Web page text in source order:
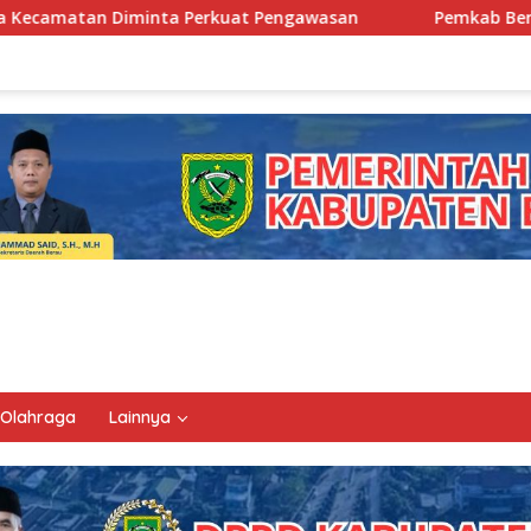
Pengawasan Pemkab Berau Siapkan Regenerasi
Olahraga Lainnya